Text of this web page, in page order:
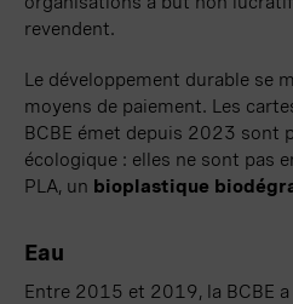
revendent.
Le développement durable se
moyens de paiement. Les
BCBE émet depuis 2023 sont
écologique : elles ne sont pas
PLA, un bioplastique
Eau
Entre 2015 et 2019, la BCBE